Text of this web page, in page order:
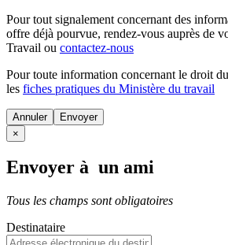
Pour tout signalement concernant des
offre déjà pourvue, rendez-vous auprès de
Travail ou contactez-nous
Pour toute information concernant le droit
les fiches pratiques du Ministère du travail
Annuler
×
Envoyer à un ami
Tous les champs sont obligatoires
Destinataire